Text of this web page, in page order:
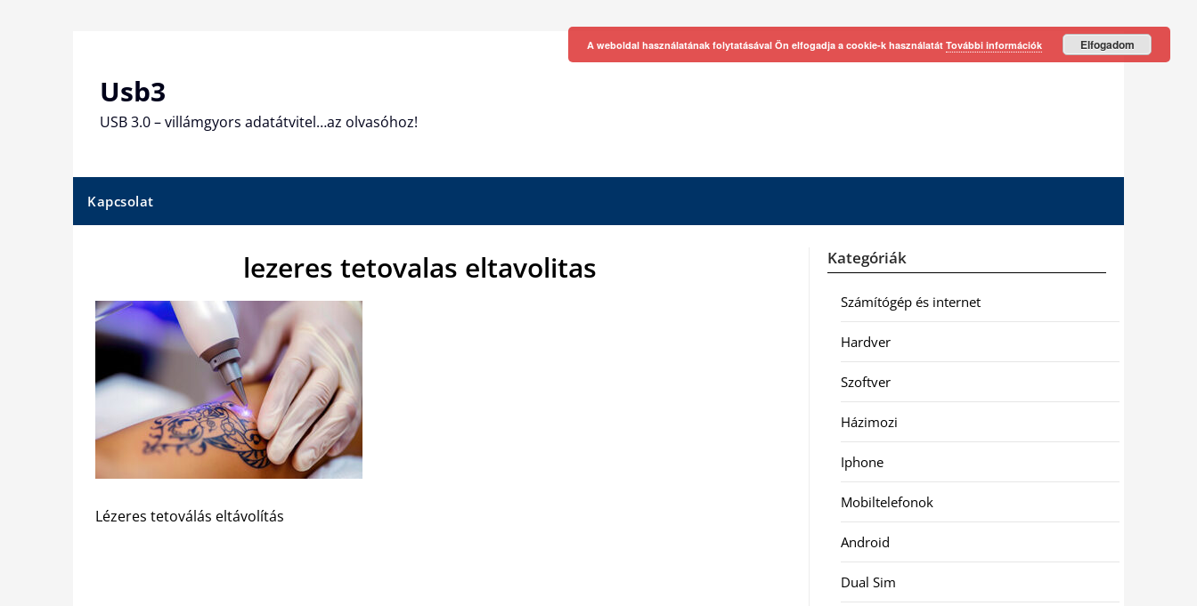
Usb3
USB 3.0 – villámgyors adatátvitel…az olvasóhoz!
Kapcsolat
lezeres tetovalas eltavolitas
Lézeres tetoválás eltávolítás
Kategóriák
Számítógép és internet
Hardver
Szoftver
Házimozi
Iphone
Mobiltelefonok
Android
Dual Sim
A weboldal használatának folytatásával Ön elfogadja a cookie-k használatát További információk Elfogadom